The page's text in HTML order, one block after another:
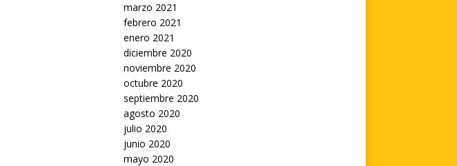
marzo 2021
febrero 2021
enero 2021
diciembre 2020
noviembre 2020
octubre 2020
septiembre 2020
agosto 2020
julio 2020
junio 2020
mayo 2020